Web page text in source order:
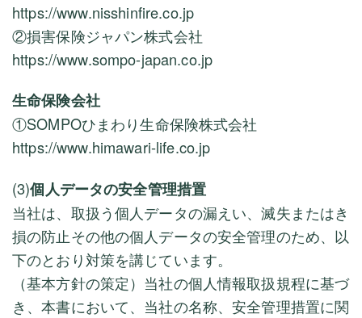
https://www.nisshinfire.co.jp
②損害保険ジャパン株式会社
https://www.sompo-japan.co.jp
生命保険会社
①SOMPOひまわり生命保険株式会社
https://www.himawari-life.co.jp
(3)個人データの安全管理措置
当社は、取扱う個人データの漏えい、滅失またはき
損の防止その他の個人データの安全管理のため、以
下のとおり対策を講じています。
（基本方針の策定）当社の個人情報取扱規程に基づ
き、本書において、当社の名称、安全管理措置に関